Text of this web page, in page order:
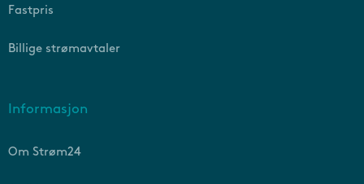
Fastpris
Billige strømavtaler
Informasjon
Om Strøm24